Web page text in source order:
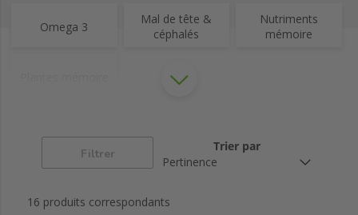
Omega 3
Mal de tête &
céphalés
Nutriments
mémoire
Filtrer
Trier par
16 produits correspondants